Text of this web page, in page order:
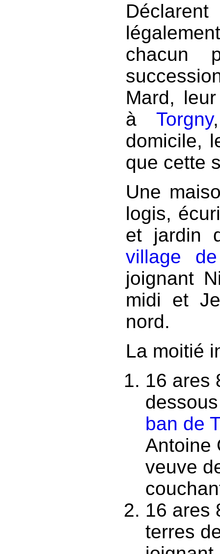
chacun
Mard,
à Torgny
domicile,
que cette
Une
logis,
et jardin
village
joignant
midi et
nord.
La moitié
16 ares
ban de
Antoine
veuve
16 ares
terres